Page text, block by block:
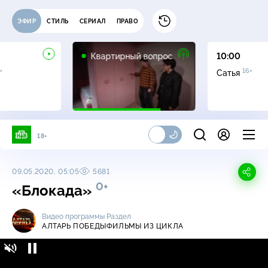
ЭФИР СТИЛЬ СЕРИАЛ ПРАВО
Квартирный вопрос
0+
10:00
Сатья 16+
18+
09.05.2020, 05:05 5681
«Блокада» 0+
Видео программы
АЛТАРЬ ПОБЕДЫ
Раздел
ФИЛЬМЫ ИЗ ЦИКЛА